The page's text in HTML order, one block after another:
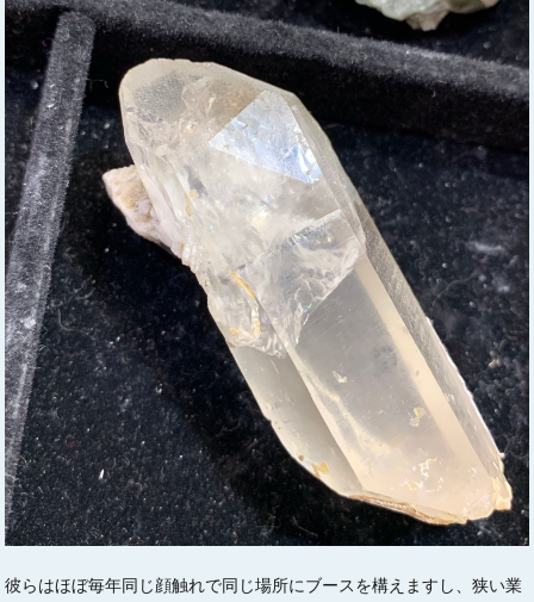
彼らはほぼ毎年同じ顔触れで同じ場所にブースを構えますし、狭い業